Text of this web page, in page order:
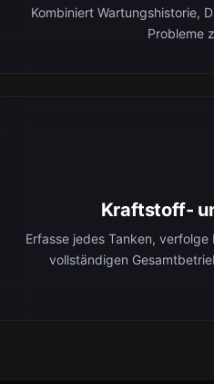
Kombiniert Wartungshistorie,
Probleme
Kraftstoff-
Erfasse jedes Tanken,
vollständigen